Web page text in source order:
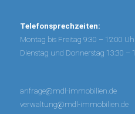
Telefonsprechzeiten:
Montag bis Freitag 9:30 – 12:00
Dienstag und Donnerstag 13:30 –
anfrage@mdl-immobilien.de
verwaltung@mdl-immobilien.de